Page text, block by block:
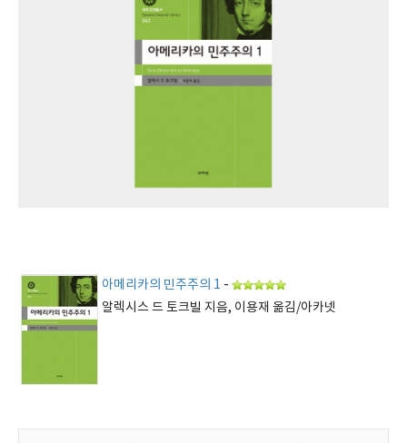
아메리카의 민주주의 1 -
알렉시스 드 토크빌 지음, 이용재 옮김/아카넷